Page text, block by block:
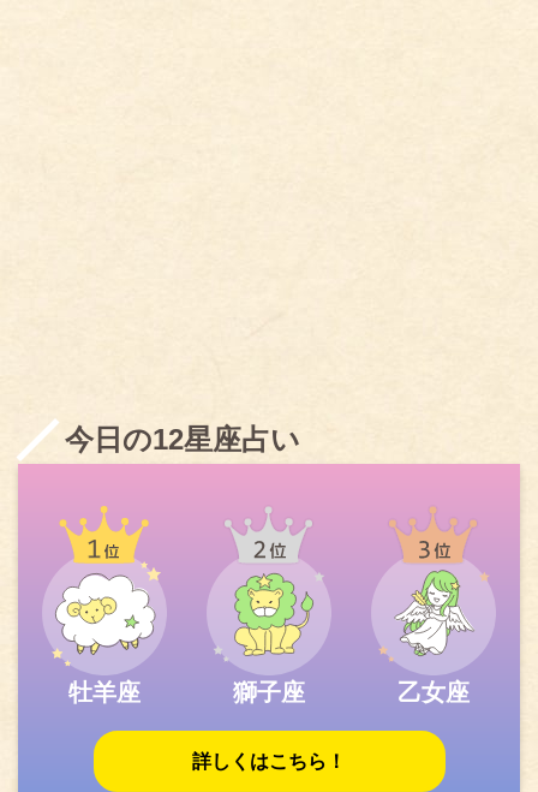
今日の12星座占い
牡羊座 獅子座 乙女座
詳しくはこちら！